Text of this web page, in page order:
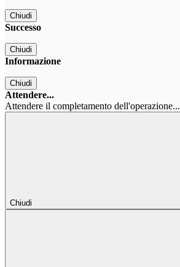
Chiudi
Successo
Chiudi
Informazione
Chiudi
Attendere...
Attendere il completamento dell'operazione...
Chiudi